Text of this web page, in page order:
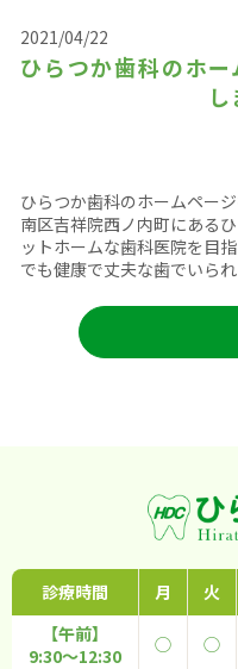
2021/04/22
ひらつか歯科のホ
し
ひらつか歯科のホームペー
南区吉祥院西ノ内町にある
ットホームな歯科医院を目
でも健康で丈夫な歯でいら
診療時間 月 火
【午前】
9:30～12:30
◯ ◯